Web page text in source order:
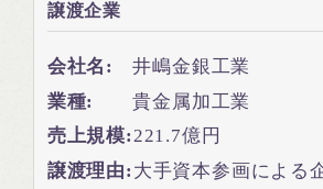
譲渡企業
会社名:
井嶋金銀工業
業種:
貴金属加工業
売上規模:221.7億円
譲渡理由: 大手資本参画による